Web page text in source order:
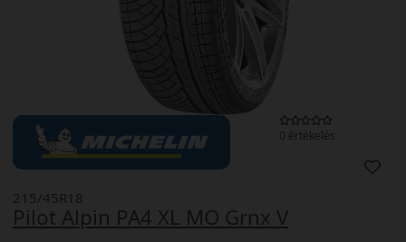
0 értékelés
Pilot Alpin PA4 XL MO Grnx V
215/45R18